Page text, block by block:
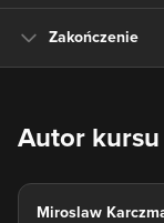
Zakończenie
Autor kursu
Miroslaw